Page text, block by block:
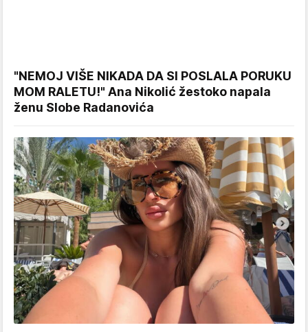
"NEMOJ VIŠE NIKADA DA SI POSLALA PORUKU
MOM RALETU!" Ana Nikolić žestoko napala
ženu Slobe Radanovića